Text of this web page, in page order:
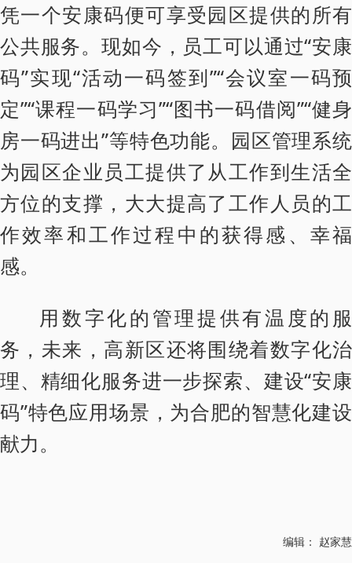
凭一个安康码便可享受园区提供的所有
公共服务。现如今，员工可以通过“安康
码”实现“活动一码签到”“会议室一码预
定”“课程一码学习”“图书一码借阅”“健身
房一码进出”等特色功能。园区管理系统
为园区企业员工提供了从工作到生活全
方位的支撑，大大提高了工作人员的工
作效率和工作过程中的获得感、幸福
感。
用数字化的管理提供有温度的服
务，未来，高新区还将围绕着数字化治
理、精细化服务进一步探索、建设“安康
码”特色应用场景，为合肥的智慧化建设
献力。
编辑： 赵家慧